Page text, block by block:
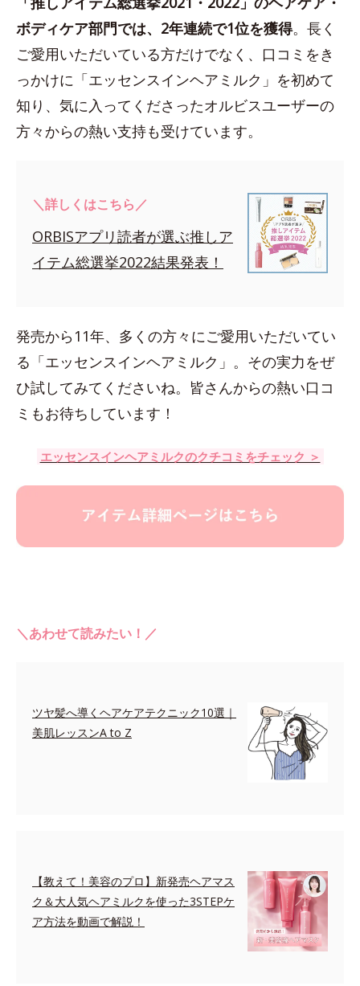
ボディケア部門では、2年連続で1位を獲得。長く
ご愛用いただいている方だけでなく、口コミをき
っかけに「エッセンスインヘアミルク」を初めて
知り、気に入ってくださったオルビスユーザーの
方々からの熱い支持も受けています。
＼詳しくはこちら／
ORBISアプリ読者が選ぶ推しア
イテム総選挙2022結果発表！
発売から11年、多くの方々にご愛用いただいてい
る「エッセンスインヘアミルク」。その実力をぜ
ひ試してみてくださいね。皆さんからの熱い口コ
ミもお待ちしています！
エッセンスインヘアミルクのクチコミをチェック ＞
＼あわせて読みたい！／
ツヤ髪へ導くヘアケアテクニック10選｜
美肌レッスンA to Z
【教えて！美容のプロ】新発売ヘアマス
ク＆大人気ヘアミルクを使った3STEPケ
ア方法を動画で解説！